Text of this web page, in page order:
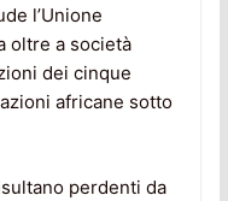
l’Unione
oltre a società
dei cinque
africane sotto
perdenti da